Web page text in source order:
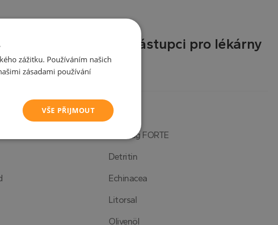
Obchodní zástupci pro lékárny
Bilomag FORTE
Detritin
Echinacea
Litorsal
Olivenöl
zážitku. Používáním našich
zásadami používání
VŠE PŘIJMOUT
soubory
Nezařazené
soubory